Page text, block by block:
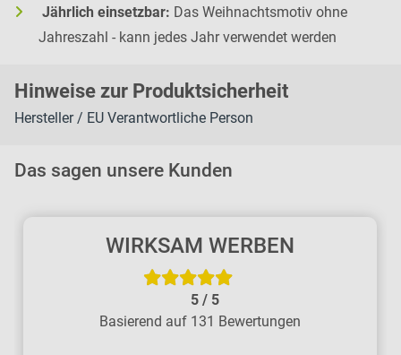
Jährlich einsetzbar: Das Weihnachtsmotiv ohne
Jahreszahl - kann jedes Jahr verwendet werden
Hinweise zur Produktsicherheit
Hersteller / EU Verantwortliche Person
Das sagen unsere Kunden
WIRKSAM WERBEN
5/ 5
Basierend auf 131 Bewertungen